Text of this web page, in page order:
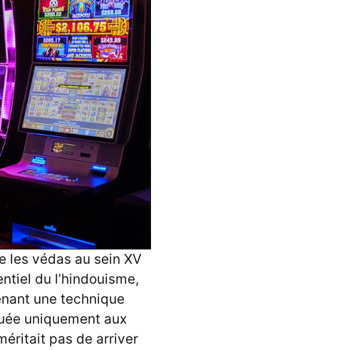
les védas au sein XV
du l’hindouisme,
une technique
uniquement aux
pas de arriver